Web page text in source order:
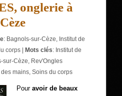
onglerie à
: Bagnols-sur-Cèze, Institut de
corps Mots clés: Institut de
sur-Cèze, Rev'Ongles
mains,Soins du corps
Pouravoir de beaux